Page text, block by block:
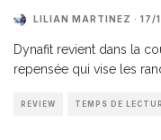
LILIAN MARTINEZ · 17/
Dynafit revient dans la
repensée qui vise les
REVIEW TEMPS DE